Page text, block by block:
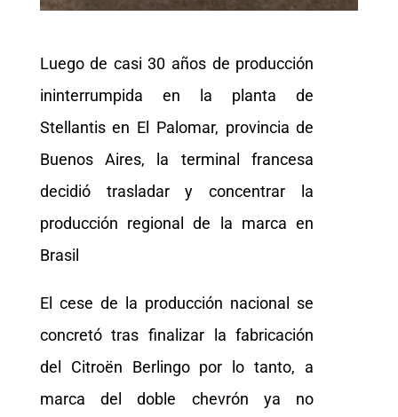
Luego de casi 30 años de producción
ininterrumpida en la planta de
Stellantis en El Palomar, provincia de
Buenos Aires, la terminal francesa
decidió trasladar y concentrar la
producción regional de la marca en
Brasil
El cese de la producción nacional se
concretó tras finalizar la fabricación
del Citroën Berlingo por lo tanto, a
marca del doble chevrón ya no